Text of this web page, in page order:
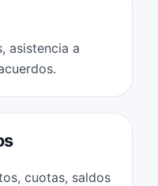
asistencia a
cuotas, saldos